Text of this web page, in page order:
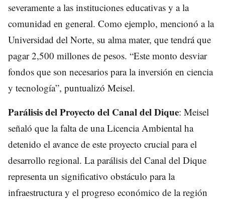
severamente a las instituciones educativas y a la
comunidad en general. Como ejemplo, mencionó a la
Universidad del Norte, su alma mater, que tendrá que
pagar 2,500 millones de pesos. “Este monto desviar
fondos que son necesarios para la inversión en ciencia
y tecnología”, puntualizó Meisel.
Parálisis del Proyecto del Canal del Dique: Meisel
señaló que la falta de una Licencia Ambiental ha
detenido el avance de este proyecto crucial para el
desarrollo regional. La parálisis del Canal del Dique
representa un significativo obstáculo para la
infraestructura y el progreso económico de la región